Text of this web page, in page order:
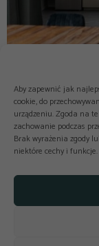
Aby zapewnić jak
cookie, do
urządzeniu. Zgoda na
zachowanie podczas
Brak wyrażenia zgody
niektóre cechy i funkcje.